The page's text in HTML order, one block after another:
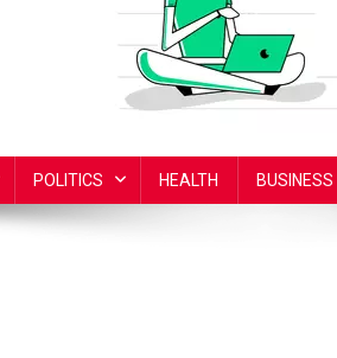
POLITICS HEALTH BUSINESS